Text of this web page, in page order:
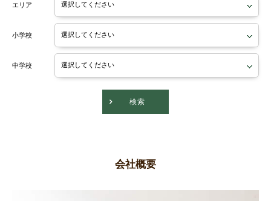
エリア
小学校
中学校
検索
会社概要